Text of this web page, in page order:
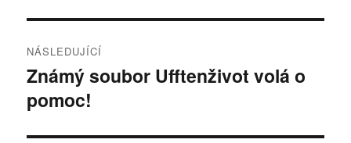
NÁSLEDUJÍCÍ
Následující
příspěvek:
Známý soubor Ufftenživot volá o
pomoc!